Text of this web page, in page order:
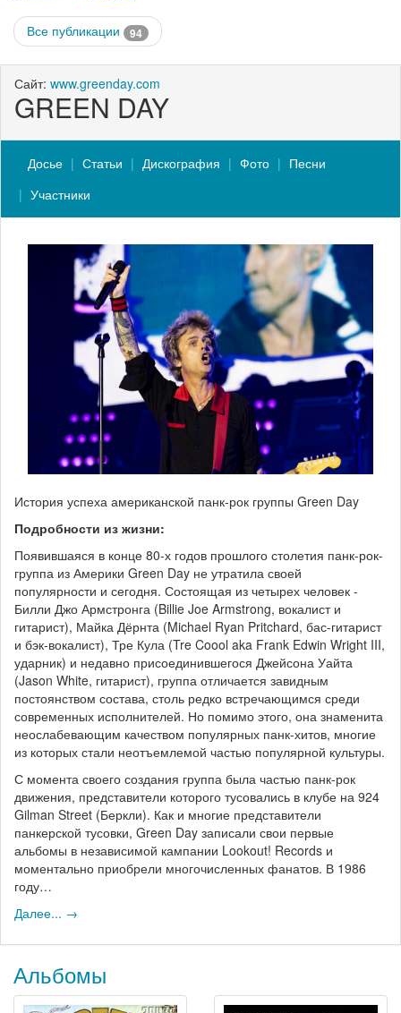
Все публикации 94
Сайт: www.greenday.com
GREEN DAY
Досье Статьи Дискография Фото
Песни
Участники
История успеха американской панк-рок группы Green Day
Подробности из жизни:
Появившаяся в конце 80-х годов прошлого столетия панк-рок-
группа из Америки Green Day не утратила своей
популярности и сегодня. Состоящая из четырех человек -
Билли Джо Армстронга (Billie Joe Armstrong, вокалист и
гитарист), Майка Дёрнта (Michael Ryan Pritchard, бас-гитарист
и бэк-вокалист), Тре Кула (Tre Coool aka Frank Edwin Wright III,
ударник) и недавно присоединившегося Джейсона Уайта
(Jason White, гитарист), группа отличается завидным
постоянством состава, столь редко встречающимся среди
современных исполнителей. Но помимо этого, она знаменита
неослабевающим качеством популярных панк-хитов, многие
из которых стали неотъемлемой частью популярной культуры.
С момента своего создания группа была частью панк-рок
движения, представители которого тусовались в клубе на 924
Gilman Street (Беркли). Как и многие представители
панкерской тусовки, Green Day записали свои первые
альбомы в независимой кампании Lookout! Records и
моментально приобрели многочисленных фанатов. В 1986
году…
Далее... →
Альбомы